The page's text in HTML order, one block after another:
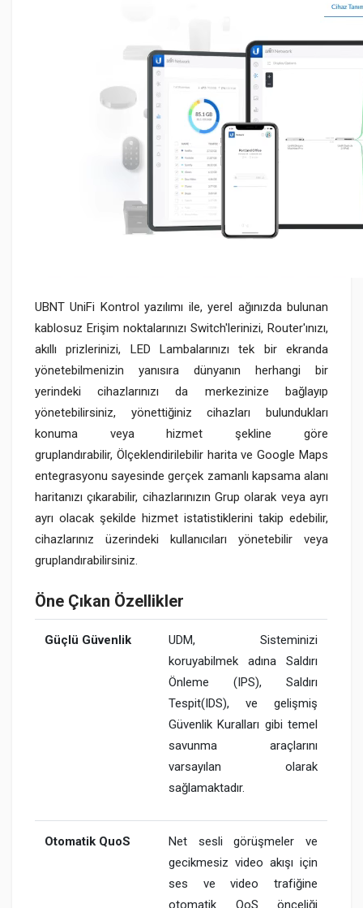
UBNT UniFi Kontrol yazılımı ile, yerel ağınızda bulunan
kablosuz Erişim noktalarınızı Switch'lerinizi, Router'ınızı,
akıllı prizlerinizi, LED Lambalarınızı tek bir ekranda
yönetebilmenizin yanısıra dünyanın herhangi bir
yerindeki cihazlarınızı da merkezinize bağlayıp
yönetebilirsiniz, yönettiğiniz cihazları bulundukları
konuma veya hizmet şekline göre
gruplandırabilir, Ölçeklendirilebilir harita ve Google Maps
entegrasyonu sayesinde gerçek zamanlı kapsama alanı
haritanızı çıkarabilir, cihazlarınızın Grup olarak veya ayrı
ayrı olacak şekilde hizmet istatistiklerini takip edebilir,
cihazlarınız üzerindeki kullanıcıları yönetebilir veya
gruplandırabilirsiniz.
Öne Çıkan Özellikler
Güçlü Güvenlik
UDM, Sisteminizi
koruyabilmek adına Saldırı
Önleme (IPS), Saldırı
Tespit(IDS), ve gelişmiş
Güvenlik Kuralları gibi temel
savunma araçlarını
varsayılan olarak
sağlamaktadır.
Otomatik QuoS
Net sesli görüşmeler ve
gecikmesiz video akışı için
ses ve video trafiğine
otomatik QoS önceliği